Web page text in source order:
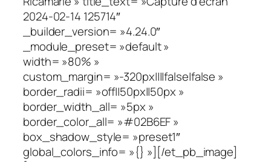
2024-02-14 125714″
_builder_version= »4.24.0″
_module_preset= »default »
width= »80% »
custom_margin= »-320px||||false|false »
border_radii= »off||50px||50px »
border_width_all= »5px »
border_color_all= »#02B6EF »
box_shadow_style= »preset1″
global_colors_info= »{} »][/et_pb_image]